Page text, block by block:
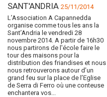
SANT'ANDRIA 25/11/2014
L’Association A Capannedda
organise comme tous les ans la
Sant’Andria le vendredi 28
novembre 2014. A partir de 16h30
nous partirons de l'école faire le
tour des maisons pour la
distribution des friandises et nous
nous retrouverons autour d’un
grand feu sur la place de l’Eglise
de Serra di Ferro où une conteuse
enchantera vos...